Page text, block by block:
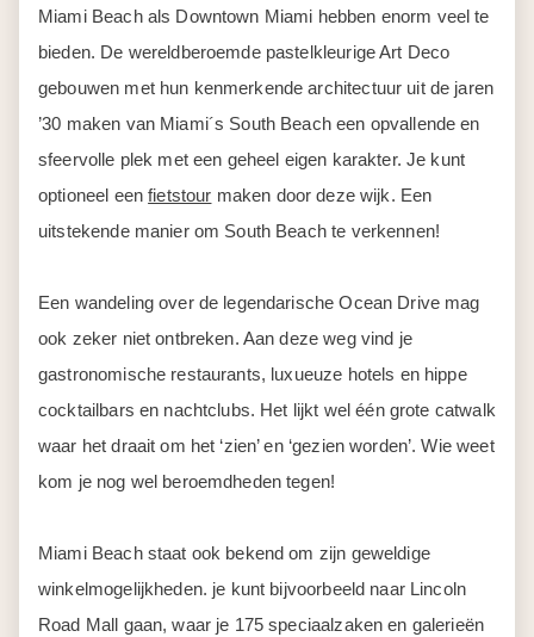
Miami Beach als Downtown Miami hebben enorm veel te
bieden. De wereldberoemde pastelkleurige Art Deco
gebouwen met hun kenmerkende architectuur uit de jaren
’30 maken van Miami´s South Beach een opvallende en
sfeervolle plek met een geheel eigen karakter. Je kunt
optioneel eenfietstour maken door deze wijk. Een
uitstekende manier om South Beach te verkennen!
Een wandeling over de legendarische Ocean Drive mag
ook zeker niet ontbreken. Aan deze weg vind je
gastronomische restaurants, luxueuze hotels en hippe
cocktailbars en nachtclubs. Het lijkt wel één grote catwalk
waar het draait om het ‘zien’ en ‘gezien worden’. Wie weet
kom je nog wel beroemdheden tegen!
Miami Beach staat ook bekend om zijn geweldige
winkelmogelijkheden. je kunt bijvoorbeeld naar Lincoln
Road Mall gaan, waar je 175 speciaalzaken en galerieën